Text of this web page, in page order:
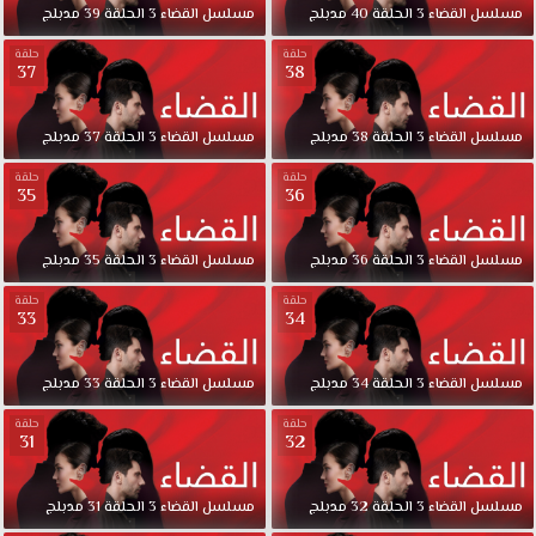
مسلسلالقضاء3 الحلقة40مدبلج مسلسلالقضاء3 الحلقة39مدبلج
حلقة
38
مسلسلالقضاء3 الحلقة38مدبلج
حلقة
37
مسلسلالقضاء3 الحلقة37مدبلج
حلقة
36
مسلسلالقضاء3 الحلقة36مدبلج
حلقة
35
مسلسلالقضاء3 الحلقة35مدبلج
حلقة
34
مسلسلالقضاء3 الحلقة34مدبلج
حلقة
33
مسلسلالقضاء3 الحلقة33مدبلج
حلقة
32
مسلسلالقضاء3 الحلقة32مدبلج
حلقة
31
مسلسلالقضاء3 الحلقة31مدبلج